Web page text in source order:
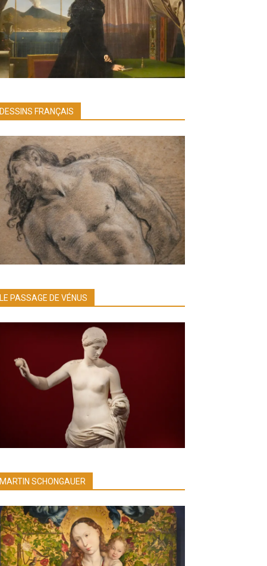
DESSINS FRANÇAIS
LE PASSAGE DE VÉNUS
MARTIN SCHONGAUER